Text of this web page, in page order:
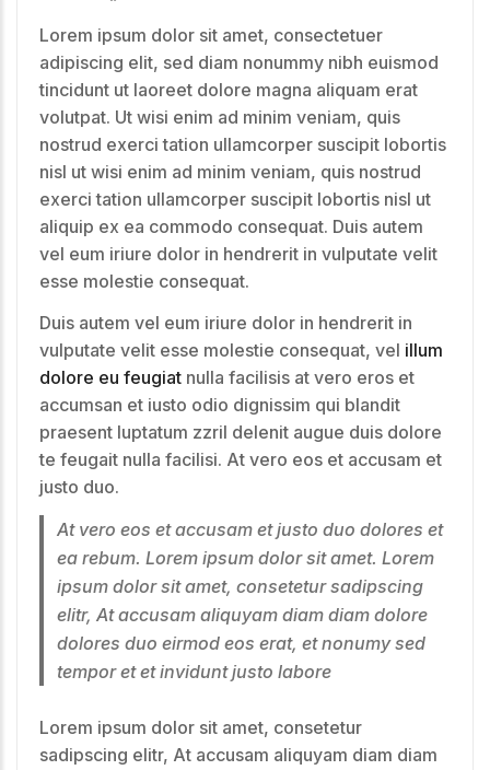
Lorem ipsum dolor sit amet, consectetuer
adipiscing elit, sed diam nonummy nibh euismod
tincidunt ut laoreet dolore magna aliquam erat
volutpat. Ut wisi enim ad minim veniam, quis
nostrud exerci tation ullamcorper suscipit lobortis
nisl ut wisi enim ad minim veniam, quis nostrud
exerci tation ullamcorper suscipit lobortis nisl ut
aliquip ex ea commodo consequat. Duis autem
vel eum iriure dolor in hendrerit in vulputate velit
esse molestie consequat.
Duis autem vel eum iriure dolor in hendrerit in
vulputate velit esse molestie consequat, vel illum
dolore eu feugiat nulla facilisis at vero eros et
accumsan et iusto odio dignissim qui blandit
praesent luptatum zzril delenit augue duis dolore
te feugait nulla facilisi. At vero eos et accusam et
justo duo.
At vero eos et accusam et justo duo dolores et
ea rebum. Lorem ipsum dolor sit amet. Lorem
ipsum dolor sit amet, consetetur sadipscing
elitr, At accusam aliquyam diam diam dolore
dolores duo eirmod eos erat, et nonumy sed
tempor et et invidunt justo labore
Lorem ipsum dolor sit amet, consetetur
sadipscing elitr, At accusam aliquyam diam diam